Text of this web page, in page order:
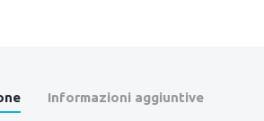
Informazioni aggiuntive